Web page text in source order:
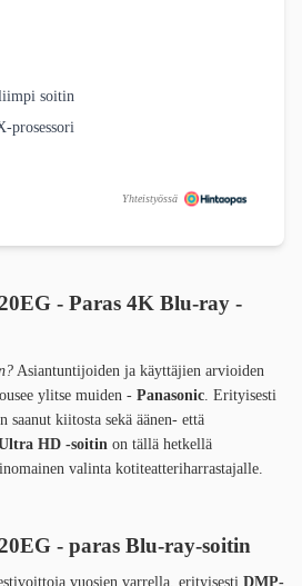
soitin
prosessori
Yhteistyössä
- Paras 4K Blu-ray -
Asiantuntijoiden ja käyttäjien arvioiden
ylitse muiden - Panasonic . Erityisesti
saanut kiitosta sekä äänen- että
HD -soitin on tällä hetkellä
valinta kotiteatteriharrastajalle.
- paras Blu-ray-soitin
vuosien varrella, erityisesti DMP-